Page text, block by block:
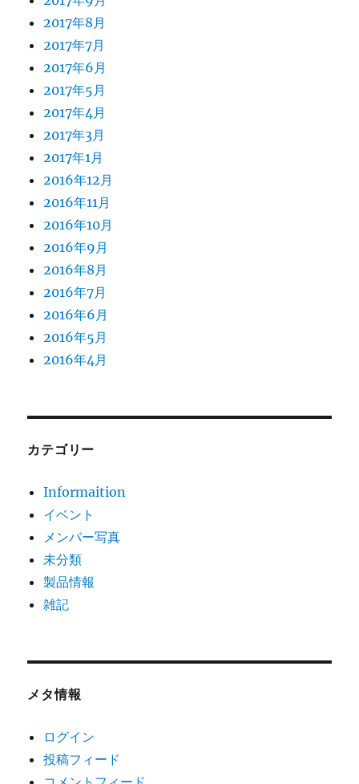
2017年8月
2017年7月
2017年6月
2017年5月
2017年4月
2017年3月
2017年1月
2016年12月
2016年11月
2016年10月
2016年9月
2016年8月
2016年7月
2016年6月
2016年5月
2016年4月
カテゴリー
Informaition
イベント
メンバー写真
未分類
製品情報
雑記
メタ情報
ログイン
投稿フィード